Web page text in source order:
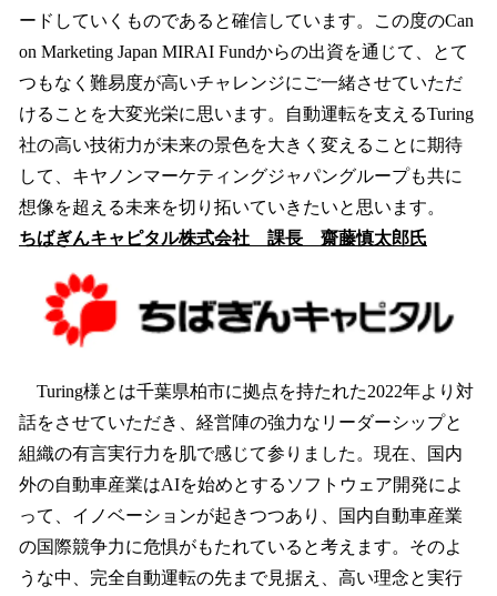
ードしていくものであると確信しています。この度のCan
on Marketing Japan MIRAI Fundからの出資を通じて、とて
つもなく難易度が高いチャレンジにご一緒させていただ
けることを大変光栄に思います。自動運転を支えるTuring
社の高い技術力が未来の景色を大きく変えることに期待
して、キヤノンマーケティングジャパングループも共に
想像を超える未来を切り拓いていきたいと思います。
ちばぎんキャピタル株式会社 課長 齋藤慎太郎氏
Turing様とは千葉県柏市に拠点を持たれた2022年より対
話をさせていただき、経営陣の強力なリーダーシップと
組織の有言実行力を肌で感じて参りました。現在、国内
外の自動車産業はAIを始めとするソフトウェア開発によ
って、イノベーションが起きつつあり、国内自動車産業
の国際競争力に危惧がもたれていると考えます。そのよ
うな中、完全自動運転の先まで見据え、高い理念と実行